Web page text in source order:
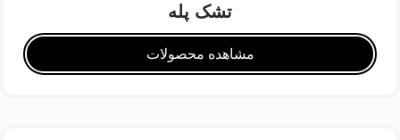
تشک پله
مشاهده محصولات